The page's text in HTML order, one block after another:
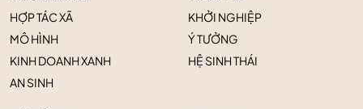
HỢP TÁC XÃ
MÔ HÌNH
KINH DOANH XANH
AN SINH
KHỞI NGHIỆP
Ý TƯỞNG
HỆ SINH THÁI